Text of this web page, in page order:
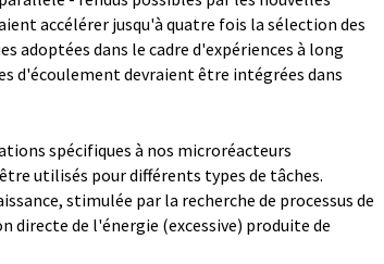
accélérer jusqu'à quatre fois la sélection des
adoptées dans le cadre d'expériences à long
d'écoulement devraient être intégrées dans
spécifiques à nos microréacteurs
utilisés pour différents types de tâches.
stimulée par la recherche de processus de
de l'énergie (excessive) produite de